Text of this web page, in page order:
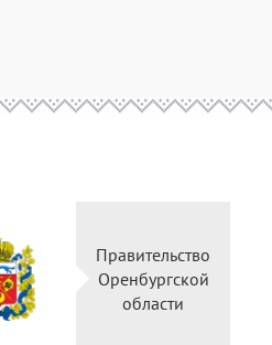
Правительство
Оренбургской
области